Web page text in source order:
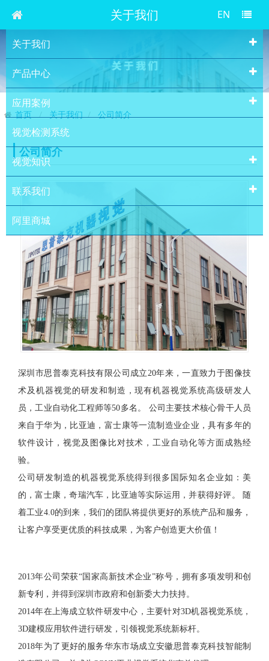
关于我们 EN
关于我们
产品中心
应用案例
视觉检测系统
视觉知识
联系我们
阿里商城
首页 关于我们 公司简介
公司简介
深圳市思普泰克科技有限公司成立20年来，一直致力于图像技
术及机器视觉的研发和制造，现有机器视觉系统高级研发人
员，工业自动化工程师等50多名。 公司主要技术核心骨干人员
来自于华为，比亚迪，富士康等一流制造业企业，具有多年的
软件设计，视觉及图像比对技术，工业自动化等方面成熟经
验。
公司研发制造的机器视觉系统得到很多国际知名企业如：美
的，富士康，奇瑞汽车，比亚迪等实际运用，并获得好评。 随
着工业4.0的到来，我们的团队将提供更好的系统产品和服务，
让客户享受更优质的科技成果，为客户创造更大价值！
2013年公司荣获“国家高新技术企业”称号，拥有多项发明和创
新专利，并得到深圳市政府和创新委大力扶持。
2014年在上海成立软件研发中心，主要针对3D机器视觉系统，
3D建模应用软件进行研发，引领视觉系统新标杆。
2018年为了更好的服务华东市场成立安徽思普泰克科技智能制